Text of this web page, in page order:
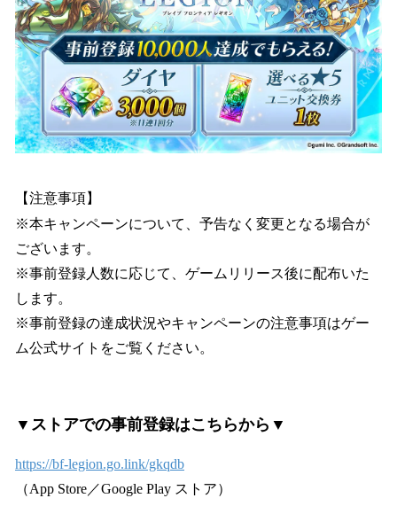
【注意事項】
※本キャンペーンについて、予告なく変更となる場合が
ございます。
※事前登録人数に応じて、ゲームリリース後に配布いた
します。
※事前登録の達成状況やキャンペーンの注意事項はゲー
ム公式サイトをご覧ください。
▼ストアでの事前登録はこちらから▼
https://bf-legion.go.link/gkqdb
（App Store／Google Play ストア）